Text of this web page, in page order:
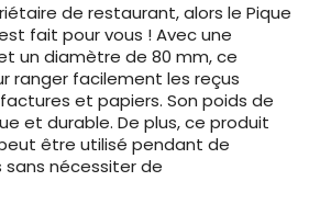
de restaurant, alors le Pique
est fait pour vous ! Avec une
un diamètre de 80 mm, ce
ranger facilement les reçus
et papiers. Son poids de
et durable. De plus, ce produit
être utilisé pendant de
nécessiter de